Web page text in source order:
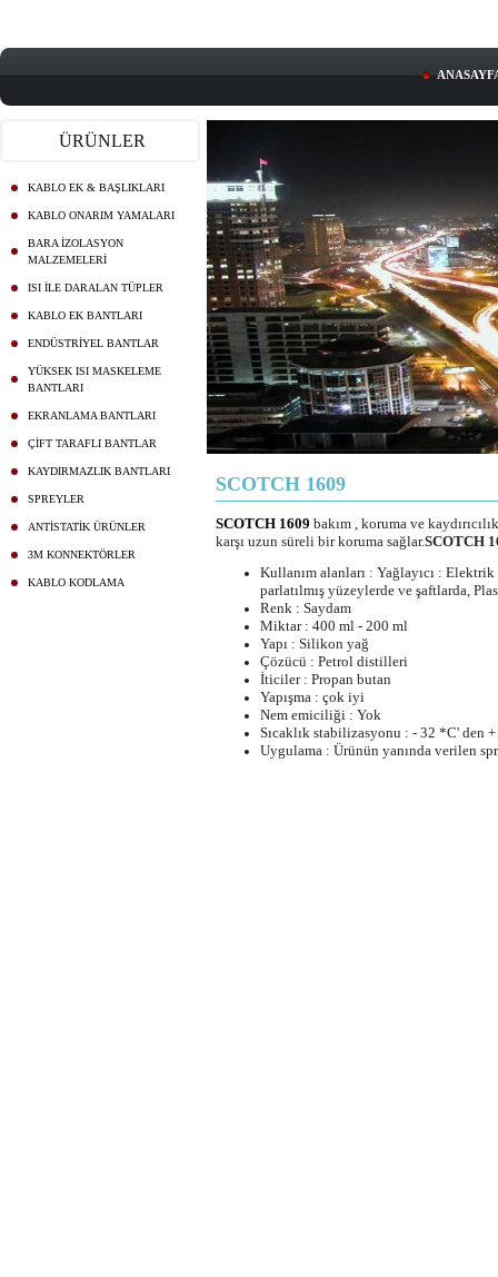
ÜRÜNLER
KABLO EK & BAŞLIKLARI
KABLO ONARIM YAMALARI
BARA İZOLASYON
MALZEMELERİ
ISI İLE DARALAN TÜPLER
KABLO EK BANTLARI
ENDÜSTRİYEL BANTLAR
YÜKSEK ISI MASKELEME
BANTLARI
EKRANLAMA BANTLARI
ÇİFT TARAFLI BANTLAR
KAYDIRMAZLIK BANTLARI
SPREYLER
ANTİSTATİK ÜRÜNLER
3M KONNEKTÖRLER
KABLO KODLAMA
SCOTCH 1609
SCOTCH 1609 bakım , koruma ve
karşı uzun süreli bir koruma sağlar.SCOTCH
Kullanım alanları : Yağlayıcı :
parlatılmış yüzeylerde ve şaftlarda,
Renk : Saydam
Miktar : 400 ml - 200 ml
Yapı : Silikon yağ
Çözücü : Petrol distilleri
İticiler : Propan butan
Yapışma : çok iyi
Nem emiciliği : Yok
Sıcaklık stabilizasyonu : - 32 *C' den
Uygulama : Ürünün yanında verilen